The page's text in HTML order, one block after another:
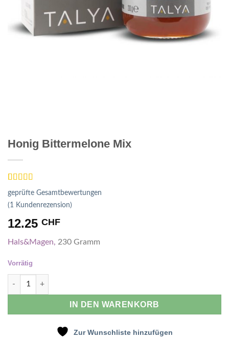
Honig Bittermelone Mix
Bewertet
mit5von 5,
basierend
1
Kundenbewertung
geprüfte Gesamtbewertungen
(1 Kundenrezension)
12.25 CHF
Hals&Magen, 230 Gramm
Vorrätig
Honig Bittermelone Mix Menge
IN DEN WARENKORB
Zur Wunschliste hinzufügen